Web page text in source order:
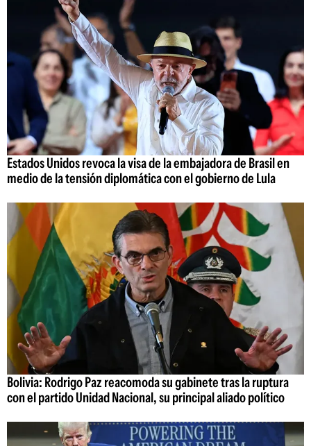
Estados Unidos revoca la visa de la embajadora de Brasil en
medio de la tensión diplomática con el gobierno de Lula
Bolivia: Rodrigo Paz reacomoda su gabinete tras la ruptura
con el partido Unidad Nacional, su principal aliado político